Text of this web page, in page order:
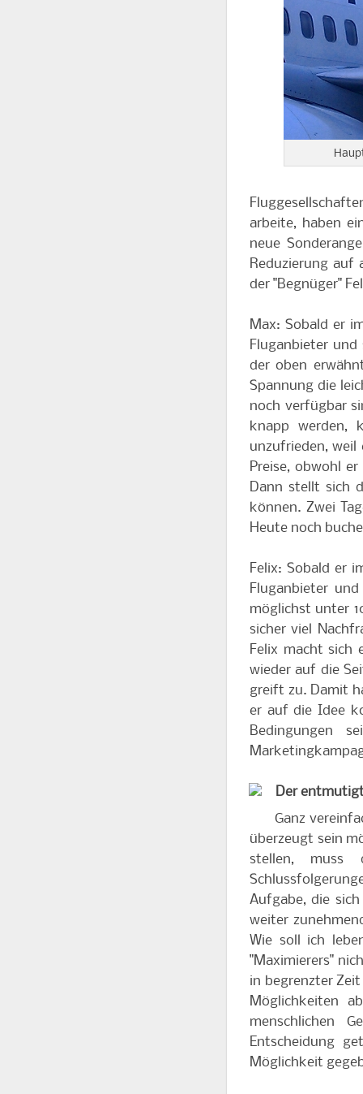
arbeite, haben
neue
Reduzierung auf
der "Begnüger"
Max: Sobald er
Fluganbieter
der oben
Spannung die
noch verfügbar
knapp werden,
unzufrieden,
Preise, obwohl
Dann stellt sich
können. Zwei
Heute noch
Felix: Sobald er
Fluganbieter
möglichst unter
sicher viel
Felix macht sich
wieder auf die
greift zu. Damit
er auf die Idee
Bedingungen
Der
Ganz
überzeugt sein
stellen, muss
Aufgabe, die
weiter
Wie soll ich
"Maximierers"
in begrenzter
Möglichkeiten
menschlichen
Entscheidung
Möglichkeit